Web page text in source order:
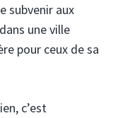
subvenir aux
une ville
pour ceux de sa
c’est